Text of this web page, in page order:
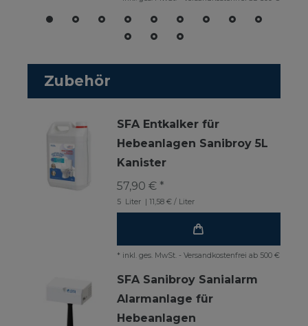
Zubehör
SFA Entkalker für
Hebeanlagen Sanibroy 5L
Kanister
57,90 € *
5 Liter | 11,58 € / Liter
* inkl. ges. MwSt. - Versandkostenfrei ab 500 €
SFA Sanibroy Sanialarm
Alarmanlage für
Hebeanlagen